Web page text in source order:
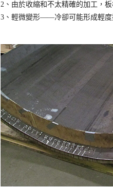
2、由於收縮和不太精確的加工，
3、輕微變形——冷卻可能形成輕度